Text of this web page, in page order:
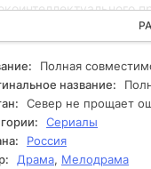
сбоями в
может быть
Анна и Даниил
сотрудников,
на первый
препятствий,
коллег. Они
которые могут
Полная
название:
Север не прощает
Сериалы
Россия
Драма, Мелодрама